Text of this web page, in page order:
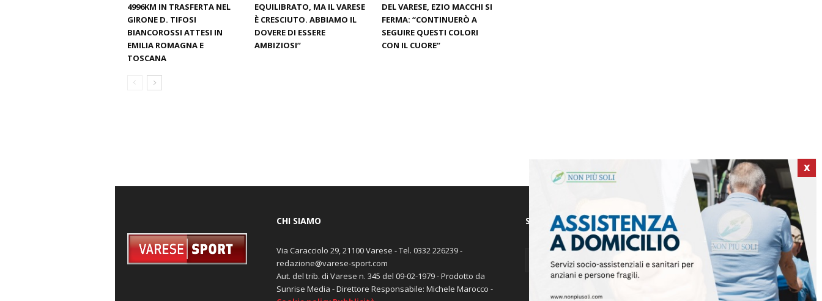
4996KM IN TRASFERTA NEL
GIRONE D. TIFOSI
BIANCOROSSI ATTESI IN
EMILIA ROMAGNA E
TOSCANA
EQUILIBRATO, MA IL VARESE
È CRESCIUTO. ABBIAMO IL
DOVERE DI ESSERE
AMBIZIOSI”
DEL VARESE, EZIO MACCHI SI
FERMA: “CONTINUERÒ A
SEGUIRE QUESTI COLORI
CON IL CUORE”
X
CHI SIAMO
Via Caracciolo 29, 21100 Varese - Tel. 0332 226239 -
redazione@varese-sport.com
Aut. del trib. di Varese n. 345 del 09-02-1979 - Prodotto da
Sunrise Media - Direttore Responsabile: Michele Marocco -
SEGUICI